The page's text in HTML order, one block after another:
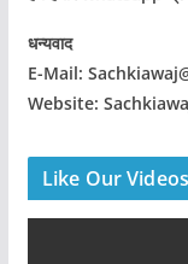
धन्यवाद
E-Mail:
Website:
Like Our Videos